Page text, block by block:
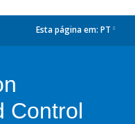
Esta página em: PT
Control